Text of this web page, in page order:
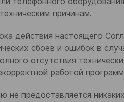
причинам.
действия настоящего
сбоев и ошибок в
отсутствия
работой
не предоставляется